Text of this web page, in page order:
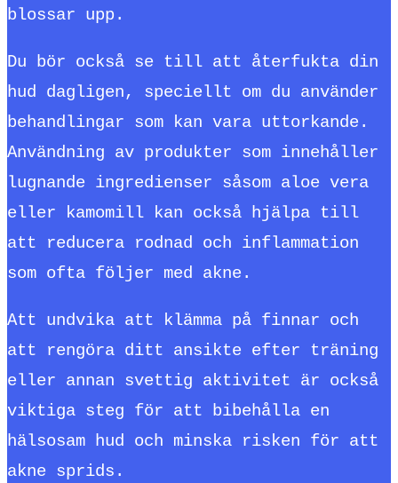
blossar upp.
Du bör också se till att återfukta din
hud dagligen, speciellt om du använder
behandlingar som kan vara uttorkande.
Användning av produkter som innehåller
lugnande ingredienser såsom aloe vera
eller kamomill kan också hjälpa till
att reducera rodnad och inflammation
som ofta följer med akne.
Att undvika att klämma på finnar och
att rengöra ditt ansikte efter träning
eller annan svettig aktivitet är också
viktiga steg för att bibehålla en
hälsosam hud och minska risken för att
akne sprids.